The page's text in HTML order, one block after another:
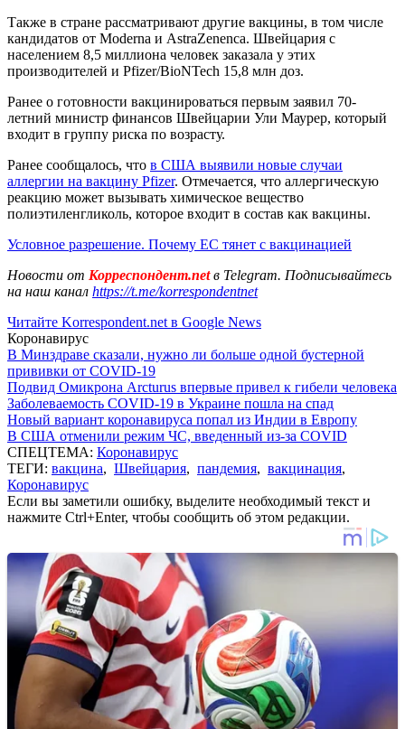
Также в стране рассматривают другие вакцины, в том числе
кандидатов от Moderna и AstraZenenca. Швейцария с
населением 8,5 миллиона человек заказала у этих
производителей и Pfizer/BioNTech 15,8 млн доз.
Ранее о готовности вакцинироваться первым заявил 70-
летний министр финансов Швейцарии Ули Маурер, который
входит в группу риска по возрасту.
Ранее сообщалось, что в США выявили новые случаи
аллергии на вакцину Pfizer. Отмечается, что аллергическую
реакцию может вызывать химическое вещество
полиэтиленгликоль, которое входит в состав как вакцины.
Условное разрешение. Почему ЕС тянет с вакцинацией
Новости от Корреспондент.netв Telegram. Подписывайтесь
на наш канал https://t.me/korrespondentnet
Читайте Korrespondent.net в Google News
Коронавирус
В Минздраве сказали, нужно ли больше одной бустерной
прививки от COVID-19
Подвид Омикрона Arcturus впервые привел к гибели человека
Заболеваемость COVID-19 в Украине пошла на спад
Новый вариант коронавируса попал из Индии в Европу
В США отменили режим ЧС, введенный из-за COVID
СПЕЦТЕМА: Коронавирус
ТЕГИ: вакцина, Швейцария, пандемия, вакцинация,
Коронавирус
Если вы заметили ошибку, выделите необходимый текст и
нажмите Ctrl+Enter, чтобы сообщить об этом редакции.